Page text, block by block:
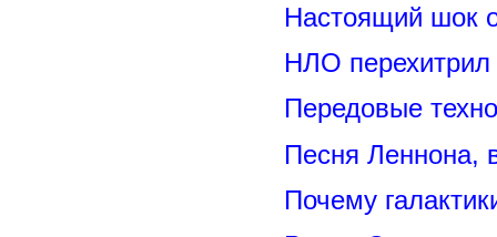
Настоящий шок
НЛО перехитрил
Передовые
Песня Леннона,
Почему